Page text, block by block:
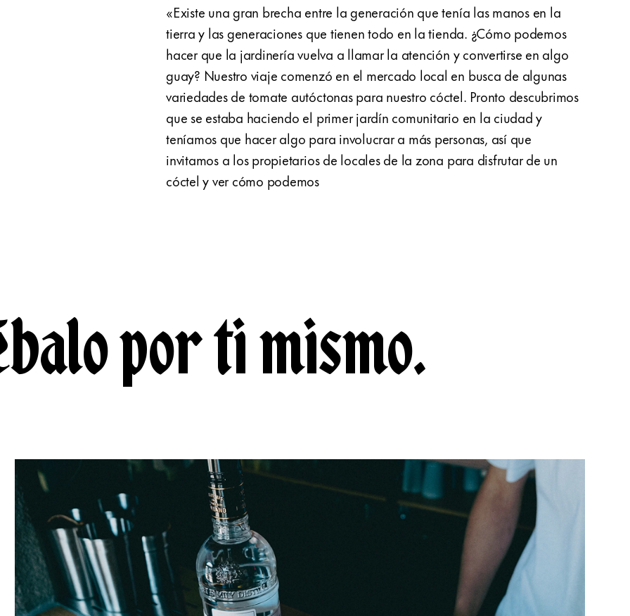
«Existe una gran brecha entre la generación que tenía las manos en la
tierra y las generaciones que tienen todo en la tienda. ¿Cómo podemos
hacer que la jardinería vuelva a llamar la atención y convertirse en algo
guay? Nuestro viaje comenzó en el mercado local en busca de algunas
variedades de tomate autóctonas para nuestro cóctel. Pronto descubrimos
que se estaba haciendo el primer jardín comunitario en la ciudad y
teníamos que hacer algo para involucrar a más personas, así que
invitamos a los propietarios de locales de la zona para disfrutar de un
cóctel y ver cómo podemos
por ti mismo.